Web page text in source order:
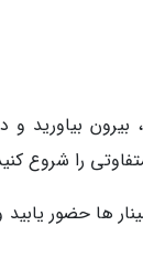
بیاورید و
را شروع
ها حضور